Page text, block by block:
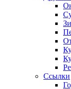
Ссылки